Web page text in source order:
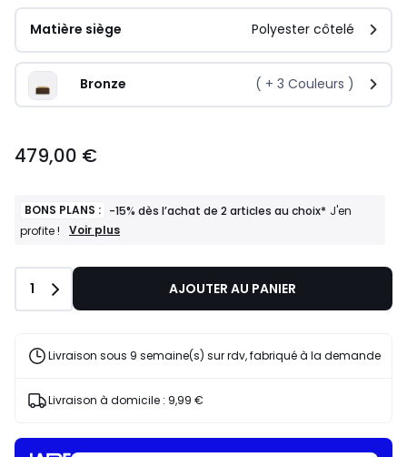
Matière siège Polyester côtelé
Bronze ( + 3 Couleurs )
479,00 €
BONS PLANS : -15% dès l’achat de 2 articles au choix* J'en
profite !
BONS
-15%
l’achat
articles
J'en
Voir plus
Quantité
1 AJOUTER AU PANIER
Livraison sous 9 semaine(s) sur rdv, fabriqué à la demande
Livraison à domicile : 9,99 €